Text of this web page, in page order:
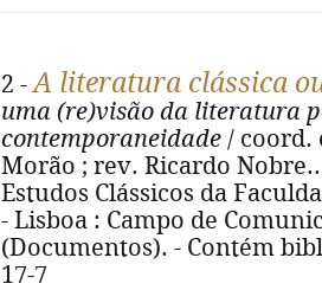
2 -A literatura clássica
uma (re)visão da literatura
contemporaneidade / coord.
Morão ; rev. Ricardo
Estudos Clássicos da
- Lisboa : Campo de
(Documentos). - Contém
17-7